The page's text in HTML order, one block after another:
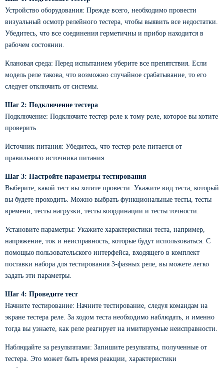
Устройство оборудования: Прежде всего, необходимо провести
визуальный осмотр релейного тестера, чтобы выявить все недостатки.
Убедитесь, что все соединения герметичны и прибор находится в
рабочем состоянии.
Клановая среда: Перед испытанием уберите все препятствия. Если
модель реле такова, что возможно случайное срабатывание, то его
следует отключить от системы.
Шаг 2: Подключение тестера
Подключение: Подключите тестер реле к тому реле, которое вы хотите
проверить.
Источник питания: Убедитесь, что тестер реле питается от
правильного источника питания.
Шаг 3: Настройте параметры тестирования
Выберите, какой тест вы хотите провести: Укажите вид теста, который
вы будете проходить. Можно выбрать функциональные тесты, тесты
времени, тесты нагрузки, тесты координации и тесты точности.
Установите параметры: Укажите характеристики теста, например,
напряжение, ток и неисправность, которые будут использоваться. С
помощью пользовательского интерфейса, входящего в комплект
поставки набора для тестирования 3-фазных реле, вы можете легко
задать эти параметры.
Шаг 4: Проведите тест
Начните тестирование: Начните тестирование, следуя командам на
экране тестера реле. За ходом теста необходимо наблюдать, и именно
тогда вы узнаете, как реле реагирует на имитируемые неисправности.
Наблюдайте за результатами: Запишите результаты, полученные от
тестера. Это может быть время реакции, характеристики